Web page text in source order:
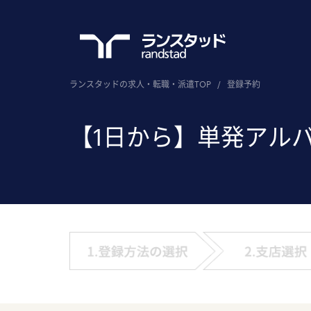
ランスタッドの求人・転職・派遣TOP / 登録予約
【1日から】単発アル